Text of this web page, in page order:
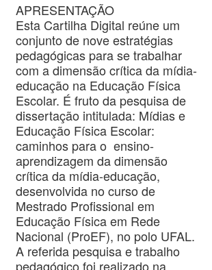
APRESENTAÇÃO
Esta Cartilha Digital reúne um
conjunto de nove estratégias
pedagógicas para se trabalhar
com a dimensão crítica da mídia-
educação na Educação Física
Escolar. É fruto da pesquisa de
dissertação intitulada: Mídias e
Educação Física Escolar:
caminhos para o ensino-
aprendizagem da dimensão
crítica da mídia-educação,
desenvolvida no curso de
Mestrado Profissional em
Educação Física em Rede
Nacional (ProEF), no polo UFAL.
A referida pesquisa e trabalho
pedagógico foi realizado na